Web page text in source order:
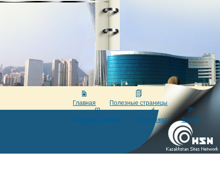
Главная Полезные страницы
Добавить фирму Поддержка Форум